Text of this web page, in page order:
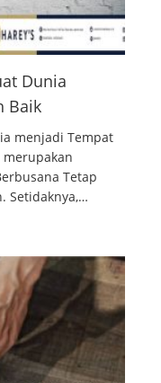
Dunia
Baik
menjadi Tempat
Tetap
Setidaknya,…